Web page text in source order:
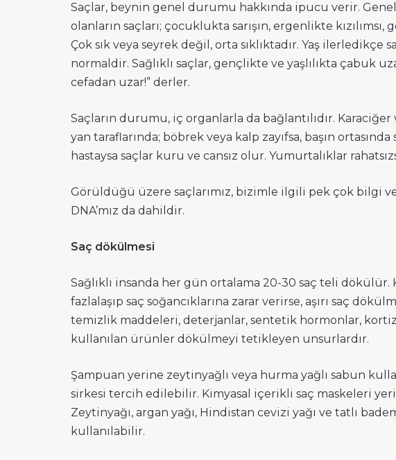
Saçlar, beynin genel durumu hakkında ipucu verir.
olanların saçları; çocuklukta sarışın, ergenlikte
Çok sık veya seyrek değil, orta sıklıktadır. Yaş ilerledikçe
normaldir. Sağlıklı saçlar, gençlikte ve yaşlılıkta çabuk
cefadan uzar!” derler.
Saçların durumu, iç organlarla da bağlantılıdır. Karaciğer
yan taraflarında; böbrek veya kalp zayıfsa, başın
hastaysa saçlar kuru ve cansız olur. Yumurtalıklar
Görüldüğü üzere saçlarımız, bizimle ilgili pek çok bilgi
DNA’mız da dahildir.
Saç dökülmesi
Sağlıklı insanda her gün ortalama 20-30 saç teli
fazlalaşıp saç soğancıklarına zarar verirse, aşırı saç
temizlik maddeleri, deterjanlar, sentetik hormonlar,
kullanılan ürünler dökülmeyi tetikleyen unsurlardır.
Şampuan yerine zeytinyağlı veya hurma yağlı sabun
sirkesi tercih edilebilir. Kimyasal içerikli saç maskeleri
Zeytinyağı, argan yağı, Hindistan cevizi yağı ve tatlı
kullanılabilir.